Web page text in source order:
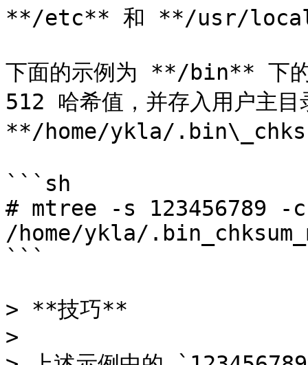
**/etc** 和 **/usr/
下面的示例为 **/bin** 下的
512 哈希值，并存入用户主目
**/home/ykla/
```sh
# mtree -s 123456789
/home/ykla/
```
> **技巧**
>